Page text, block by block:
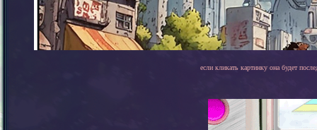
если кликать картинку она будет